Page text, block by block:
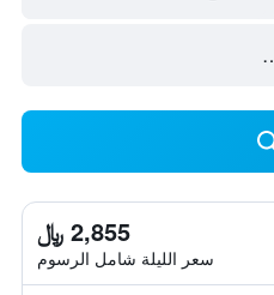
2,855 ﷼
سعر الليلة شامل الرسوم